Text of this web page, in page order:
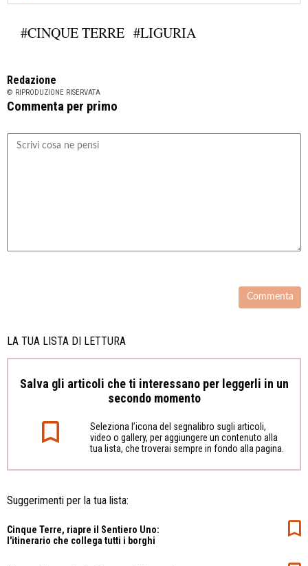
#CINQUE TERRE #LIGURIA
Redazione
© RIPRODUZIONE RISERVATA
Commenta per primo
LA TUA LISTA DI LETTURA
Salva gli articoli che ti interessano per leggerli in un
secondo momento
Seleziona l’icona del segnalibro sugli articoli,
video o gallery, per aggiungere un contenuto alla
tua lista, che troverai sempre in fondo alla pagina.
Suggerimenti per la tua lista:
Cinque Terre, riapre il Sentiero Uno:
l'itinerario che collega tutti i borghi